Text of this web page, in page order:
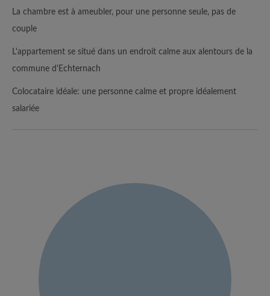
La chambre est à ameubler, pour une personne seule, pas de
couple
L'appartement se situé dans un endroit calme aux alentours de la
commune d'Echternach
Colocataire idéale: une personne calme et propre idéalement
salariée